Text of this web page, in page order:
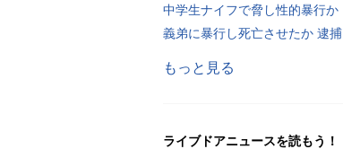
中学生ナイフで脅し性的暴行か
義弟に暴行し死亡させたか 逮捕
もっと見る
ライブドアニュースを読もう！